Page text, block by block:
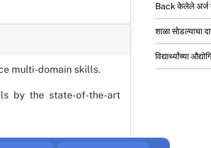
multi-domain skills.
by the state-of-the-art
Back केलेले अर्ज
शाळा सोडल्याचा
विद्यार्थ्यांच्या